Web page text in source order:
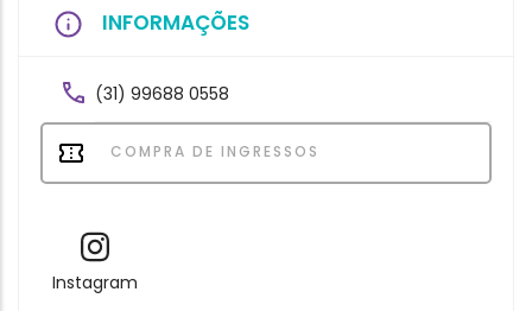
INFORMAÇÕES
(31) 99688 0558
COMPRA DE INGRESSOS
Instagram